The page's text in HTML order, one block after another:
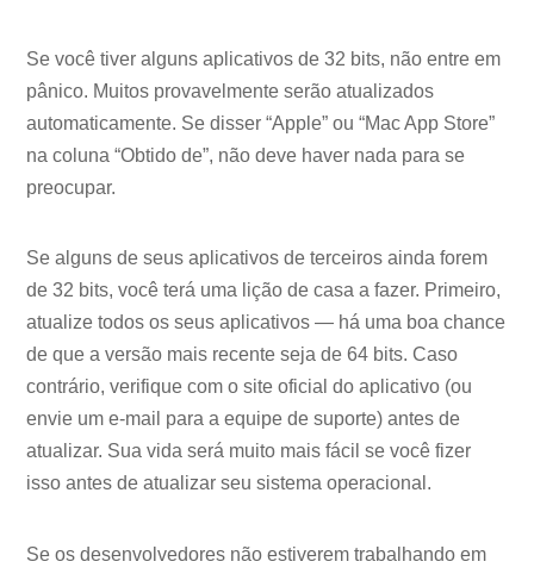
Se você tiver alguns aplicativos de 32 bits, não entre em
pânico. Muitos provavelmente serão atualizados
automaticamente. Se disser “Apple” ou “Mac App Store”
na coluna “Obtido de”, não deve haver nada para se
preocupar.
Se alguns de seus aplicativos de terceiros ainda forem
de 32 bits, você terá uma lição de casa a fazer. Primeiro,
atualize todos os seus aplicativos — há uma boa chance
de que a versão mais recente seja de 64 bits. Caso
contrário, verifique com o site oficial do aplicativo (ou
envie um e-mail para a equipe de suporte) antes de
atualizar. Sua vida será muito mais fácil se você fizer
isso antes de atualizar seu sistema operacional.
Se os desenvolvedores não estiverem trabalhando em